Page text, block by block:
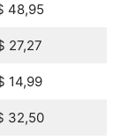
48,95
27,27
14,99
32,50